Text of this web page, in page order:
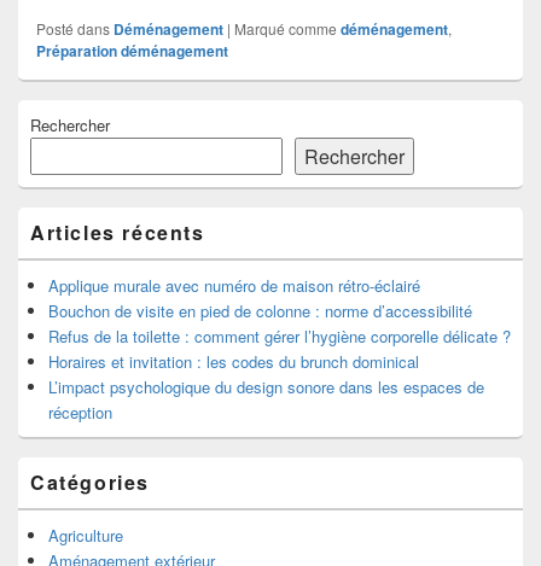
Posté dans Déménagement | Marqué comme déménagement,
Préparation déménagement
principale
widget
pour
barre
latérale
Rechercher
Rechercher
Articles récents
Applique murale avec numéro de maison rétro-éclairé
Bouchon de visite en pied de colonne : norme d’accessibilité
Refus de la toilette : comment gérer l’hygiène corporelle délicate ?
Horaires et invitation : les codes du brunch dominical
L’impact psychologique du design sonore dans les espaces de
réception
Catégories
Agriculture
Aménagement extérieur